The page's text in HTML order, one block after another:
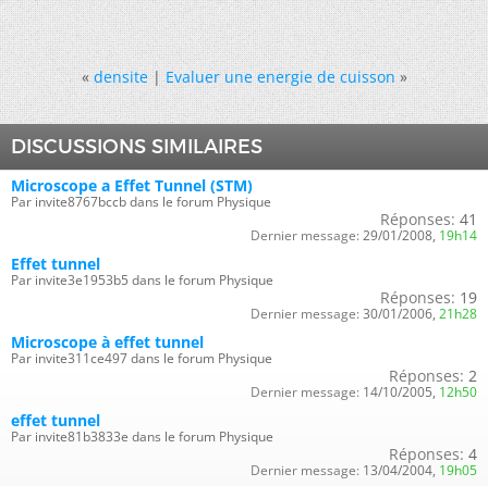
« densite|Evaluer une energie de cuisson »
DISCUSSIONS SIMILAIRES
Microscope a Effet Tunnel (STM)
Par invite8767bccb dans le forum Physique
Réponses: 41
Dernier message: 29/01/2008, 19h14
Effet tunnel
Par invite3e1953b5 dans le forum Physique
Réponses: 19
Dernier message: 30/01/2006, 21h28
Microscope à effet tunnel
Par invite311ce497 dans le forum Physique
Réponses: 2
Dernier message: 14/10/2005, 12h50
effet tunnel
Par invite81b3833e dans le forum Physique
Réponses: 4
Dernier message: 13/04/2004, 19h05